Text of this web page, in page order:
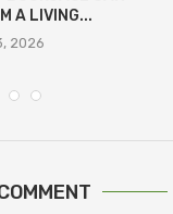
A LIVING...
2026